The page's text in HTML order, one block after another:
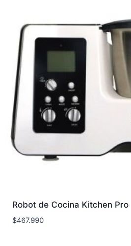
Robot de Cocina Kitchen Pro
$467.990